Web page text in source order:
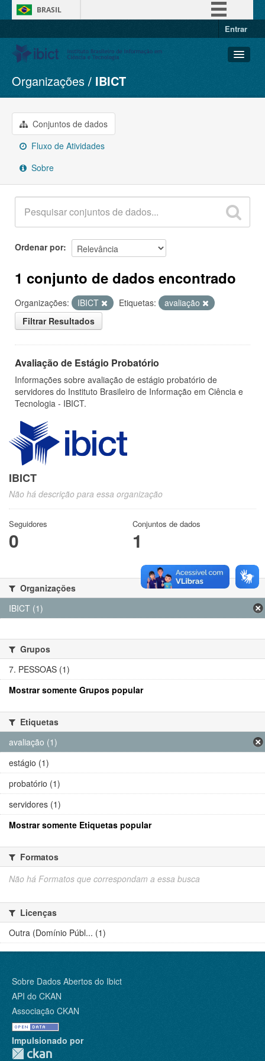
BRASIL
Entrar
Conjuntos de dados
Organizações
Grupos
Sobre
Organizações IBICT
Conjuntos de dados
Fluxo de Atividades
Sobre
Ordenar por
1 conjunto de dados encontrado
Organizações: IBICT Etiquetas:
avaliação
Filtrar Resultados
Avaliação de Estágio Probatório
Informações sobre avaliação de estágio probatório de
servidores do Instituto Brasileiro de Informação em Ciência e
Tecnologia - IBICT.
IBICT
Não há descrição para essa organização
Seguidores
0
Conjuntos de dados
1
Organizações
IBICT (1)
Grupos
7. PESSOAS (1)
Mostrar somente Grupos popular
Etiquetas
avaliação (1)
estágio (1)
probatório (1)
servidores (1)
Mostrar somente Etiquetas popular
Formatos
Não há Formatos que correspondam a essa busca
Licenças
Outra (Domínio Públ... (1)
Sobre Dados Abertos do Ibict
API do CKAN
Associação CKAN
Impulsionado por